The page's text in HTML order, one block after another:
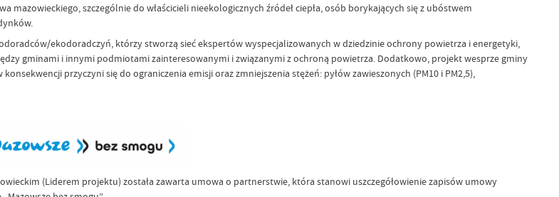
szczególnie do właścicieli nieekologicznych źródeł ciepła, osób borykających się z ubóstwem
ekodoradczyń, którzy stworzą sieć ekspertów wyspecjalizowanych w dziedzinie ochrony powietrza i energetyki,
gminami i innymi podmiotami zainteresowanymi i związanymi z ochroną powietrza. Dodatkowo, projekt wesprze gminy
przyczyni się do ograniczenia emisji oraz zmniejszenia stężeń: pyłów zawieszonych (PM10 i PM2,5),
(Liderem projektu) została zawarta umowa o partnerstwie, która stanowi uszczegółowienie zapisów umowy